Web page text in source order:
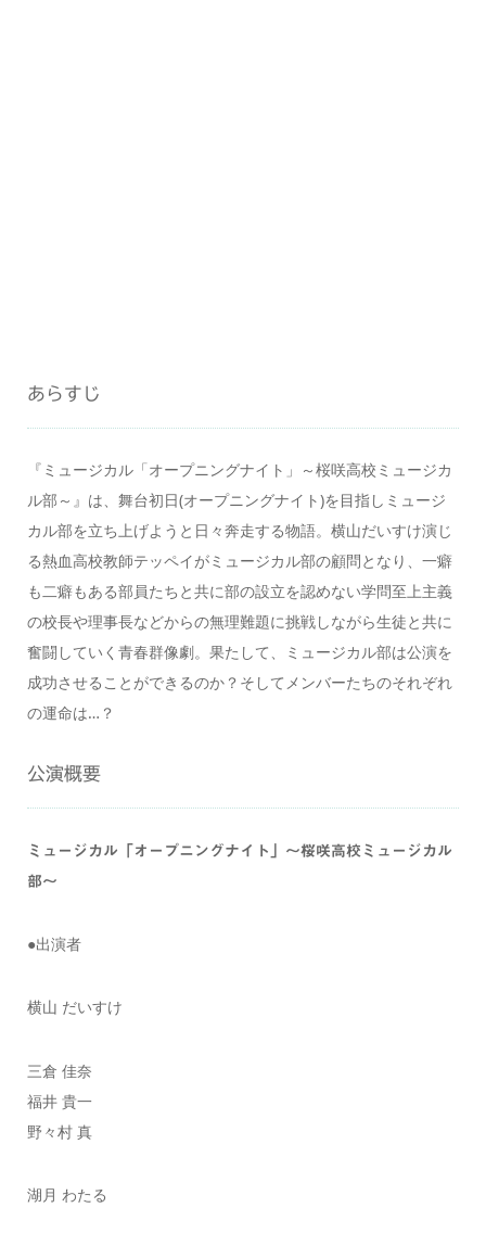
あらすじ
『ミュージカル「オープニングナイト」～桜咲高校ミュージカ
ル部～』は、舞台初日(オープニングナイト)を目指しミュージ
カル部を立ち上げようと日々奔走する物語。横山だいすけ演じ
る熱血高校教師テッペイがミュージカル部の顧問となり、一癖
も二癖もある部員たちと共に部の設立を認めない学問至上主義
の校長や理事長などからの無理難題に挑戦しながら生徒と共に
奮闘していく青春群像劇。果たして、ミュージカル部は公演を
成功させることができるのか？そしてメンバーたちのそれぞれ
の運命は…？
公演概要
ミュージカル「オープニングナイト」〜桜咲高校ミュージカル
部〜
●出演者
横山 だいすけ
三倉 佳奈
福井 貴一
野々村 真
湖月 わたる